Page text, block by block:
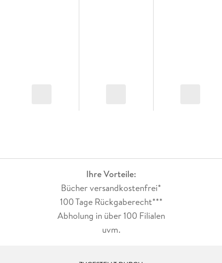
Ihre Vorteile:
Bücher versandkostenfrei*
100 Tage Rückgaberecht***
Abholung in über 100 Filialen
uvm.